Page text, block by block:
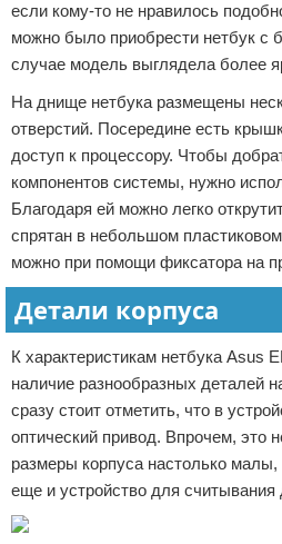
если кому-то не нравилось
можно было приобрести нетбук с
случае модель выглядела более
На днище нетбука размещены
отверстий. Посередине есть
доступ к процессору. Чтобы
компонентов системы, нужно
Благодаря ей можно легко
спрятан в небольшом
можно при помощи фиксатора на
Детали корпуса
К характеристикам нетбука Asus
наличие разнообразных деталей
сразу стоит отметить, что в
оптический привод. Впрочем, это
размеры корпуса настолько малы,
еще и устройство для считывания